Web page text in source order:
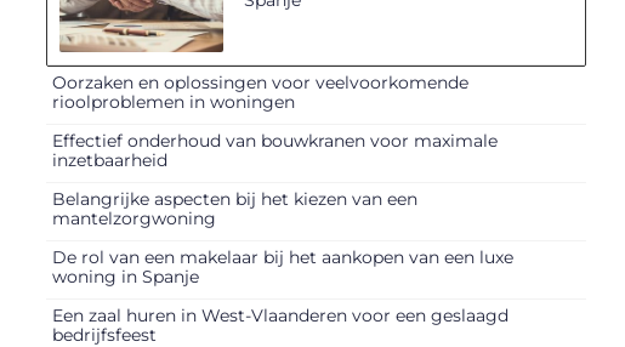
Oorzaken en oplossingen voor veelvoorkomende
rioolproblemen in woningen
Effectief onderhoud van bouwkranen voor maximale
inzetbaarheid
Belangrijke aspecten bij het kiezen van een
mantelzorgwoning
De rol van een makelaar bij het aankopen van een luxe
woning in Spanje
Een zaal huren in West-Vlaanderen voor een geslaagd
bedrijfsfeest